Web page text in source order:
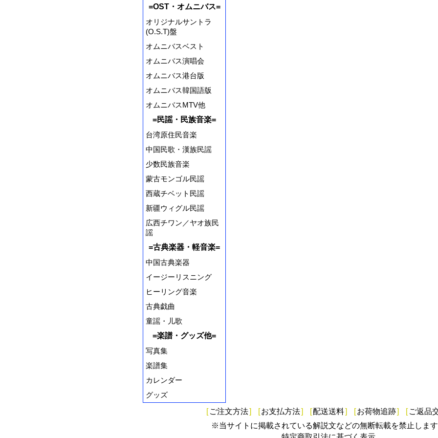
=OST・オムニバス=
オリジナルサントラ
(O.S.T)盤
オムニバスベスト
オムニバス演唱会
オムニバス港台版
オムニバス韓国語版
オムニバスMTV他
=民謡・民族音楽=
台湾原住民音楽
中国民歌・漢族民謡
少数民族音楽
蒙古モンゴル民謡
西蔵チベット民謡
新疆ウィグル民謡
広西チワン／ヤオ族民
謡
=古典楽器・軽音楽=
中国古典楽器
イージーリスニング
ヒーリング音楽
古典戯曲
童謡・儿歌
=楽譜・グッズ他=
写真集
楽譜集
カレンダー
グッズ
[ ご注文方法] [お支払方法] [配送送料] [お荷物追跡] [ ご返品
※当サイトに掲載されている解説文などの無断転載を禁止します